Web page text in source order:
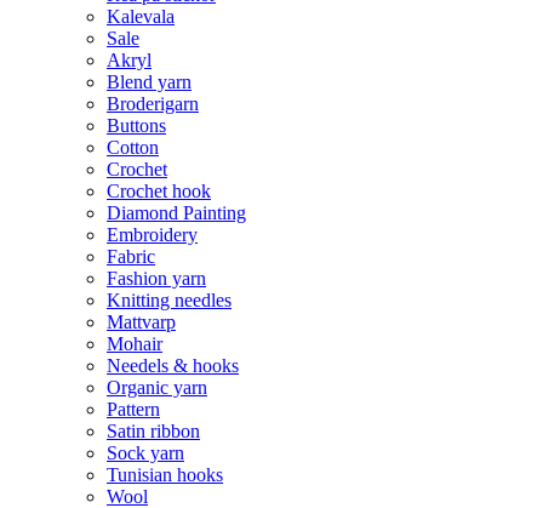
Kalevala
Sale
Akryl
Blend yarn
Broderigarn
Buttons
Cotton
Crochet
Crochet hook
Diamond Painting
Embroidery
Fabric
Fashion yarn
Knitting needles
Mattvarp
Mohair
Needels & hooks
Organic yarn
Pattern
Satin ribbon
Sock yarn
Tunisian hooks
Wool